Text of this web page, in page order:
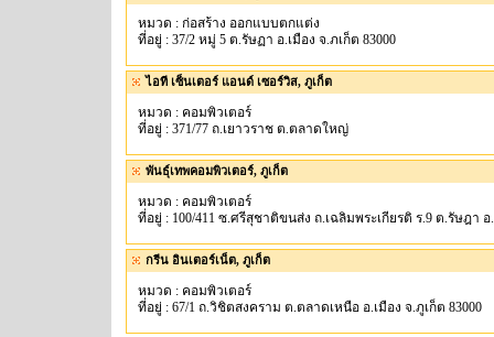
หมวด : ก่อสร้าง ออกแบบตกแต่ง
ที่อยู่ : 37/2 หมู่ 5 ต.รัษฏา อ.เมือง จ.ภเก็ต 83000
ไอที เซ็นเตอร์ แอนด์ เซอร์วิส, ภูเก็ต
หมวด : คอมพิวเตอร์
ที่อยู่ : 371/77 ถ.เยาวราช ต.ตลาดใหญ่
พันธุ์เทพคอมพิวเตอร์, ภูเก็ต
หมวด : คอมพิวเตอร์
ที่อยู่ : 100/411 ซ.ศรีสุชาติขนส่ง ถ.เฉลิมพระเกียรติ ร.9 ต.รัษฎา อ.
กรีน อินเตอร์เน็ต, ภูเก็ต
หมวด : คอมพิวเตอร์
ที่อยู่ : 67/1 ถ.วิชิตสงคราม ต.ตลาดเหนือ อ.เมือง จ.ภูเก็ต 83000